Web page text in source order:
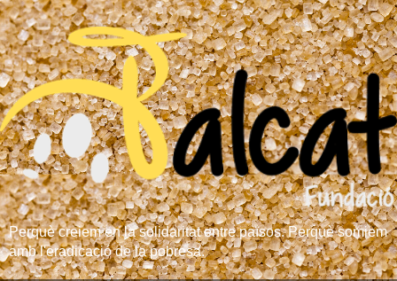
Perquè creiem en la solidaritat entre països. Perquè somiem
amb l'eradicació de la pobresa.